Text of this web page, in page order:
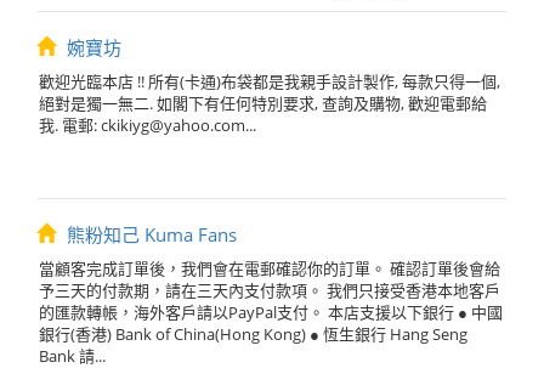
婉寶坊
歡迎光臨本店 !! 所有(卡通)布袋都是我親手設計製作, 每款只得一個,
絕對是獨一無二. 如閣下有任何特別要求, 查詢及購物, 歡迎電郵給
我. 電郵:ckikiyg@yahoo.com...
熊粉知己 Kuma Fans
當顧客完成訂單後，我們會在電郵確認你的訂單。 確認訂單後會給
予三天的付款期，請在三天內支付款項。 我們只接受香港本地客戶
的匯款轉帳，海外客戶請以PayPal支付。 本店支援以下銀行 ● 中國
銀行(香港) Bank of China(Hong Kong) ● 恆生銀行 Hang Seng
Bank 請...